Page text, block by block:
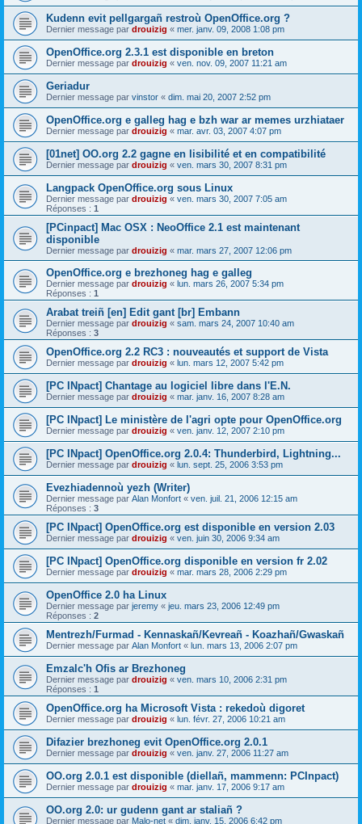
Kudenn evit pellgargañ restroù OpenOffice.org ?
Dernier message par drouizig « mer. janv. 09, 2008 1:08 pm
OpenOffice.org 2.3.1 est disponible en breton
Dernier message par drouizig « ven. nov. 09, 2007 11:21 am
Geriadur
Dernier message par vinstor « dim. mai 20, 2007 2:52 pm
OpenOffice.org e galleg hag e bzh war ar memes urzhiataer
Dernier message par drouizig « mar. avr. 03, 2007 4:07 pm
[01net] OO.org 2.2 gagne en lisibilité et en compatibilité
Dernier message par drouizig « ven. mars 30, 2007 8:31 pm
Langpack OpenOffice.org sous Linux
Dernier message par drouizig « ven. mars 30, 2007 7:05 am
Réponses : 1
[PCinpact] Mac OSX : NeoOffice 2.1 est maintenant
disponible
Dernier message par drouizig « mar. mars 27, 2007 12:06 pm
OpenOffice.org e brezhoneg hag e galleg
Dernier message par drouizig « lun. mars 26, 2007 5:34 pm
Réponses : 1
Arabat treiñ [en] Edit gant [br] Embann
Dernier message par drouizig « sam. mars 24, 2007 10:40 am
Réponses : 3
OpenOffice.org 2.2 RC3 : nouveautés et support de Vista
Dernier message par drouizig « lun. mars 12, 2007 5:42 pm
[PC INpact] Chantage au logiciel libre dans l'E.N.
Dernier message par drouizig « mar. janv. 16, 2007 8:28 am
[PC INpact] Le ministère de l'agri opte pour OpenOffice.org
Dernier message par drouizig « ven. janv. 12, 2007 2:10 pm
[PC INpact] OpenOffice.org 2.0.4: Thunderbird, Lightning...
Dernier message par drouizig « lun. sept. 25, 2006 3:53 pm
Evezhiadennoù yezh (Writer)
Dernier message par Alan Monfort « ven. juil. 21, 2006 12:15 am
Réponses : 3
[PC INpact] OpenOffice.org est disponible en version 2.03
Dernier message par drouizig « ven. juin 30, 2006 9:34 am
[PC INpact] OpenOffice.org disponible en version fr 2.02
Dernier message par drouizig « mar. mars 28, 2006 2:29 pm
OpenOffice 2.0 ha Linux
Dernier message par jeremy « jeu. mars 23, 2006 12:49 pm
Réponses : 2
Mentrezh/Furmad - Kennaskañ/Kevreañ - Koazhañ/Gwaskañ
Dernier message par Alan Monfort « lun. mars 13, 2006 2:07 pm
Emzalc'h Ofis ar Brezhoneg
Dernier message par drouizig « ven. mars 10, 2006 2:31 pm
Réponses : 1
OpenOffice.org ha Microsoft Vista : rekedoù digoret
Dernier message par drouizig « lun. févr. 27, 2006 10:21 am
Difazier brezhoneg evit OpenOffice.org 2.0.1
Dernier message par drouizig « ven. janv. 27, 2006 11:27 am
OO.org 2.0.1 est disponible (diellañ, mammenn: PCInpact)
Dernier message par drouizig « mar. janv. 17, 2006 9:17 am
OO.org 2.0: ur gudenn gant ar staliañ ?
Dernier message par Malo-net « dim. janv. 15, 2006 6:42 pm